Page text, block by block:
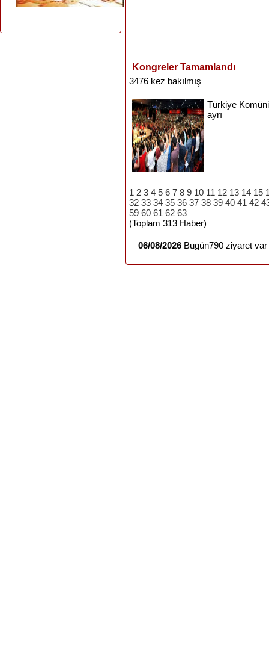
Kongreler Tamamlandı
3476 kez bakılmış
Türkiye
ayrı
1 2 3 4 5 6 7 8 9 10 11 12 13 14 15
32 33 34 35 36 37 38 39 40 41 42
59 60 61 62 63
(Toplam 313 Haber)
06/08/2026 Bugün790 ziyaret